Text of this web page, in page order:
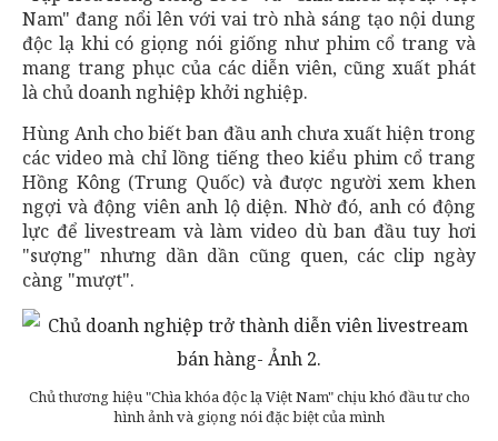
Nam" đang nổi lên với vai trò nhà sáng tạo nội dung
độc lạ khi có giọng nói giống như phim cổ trang và
mang trang phục của các diễn viên, cũng xuất phát
là chủ doanh nghiệp khởi nghiệp.
Hùng Anh cho biết ban đầu anh chưa xuất hiện trong
các video mà chỉ lồng tiếng theo kiểu phim cổ trang
Hồng Kông (Trung Quốc) và được người xem khen
ngợi và động viên anh lộ diện. Nhờ đó, anh có động
lực để livestream và làm video dù ban đầu tuy hơi
"sượng" nhưng dần dần cũng quen, các clip ngày
càng "mượt".
Chủ thương hiệu "Chìa khóa độc lạ Việt Nam" chịu khó đầu tư cho
hình ảnh và giọng nói đặc biệt của mình